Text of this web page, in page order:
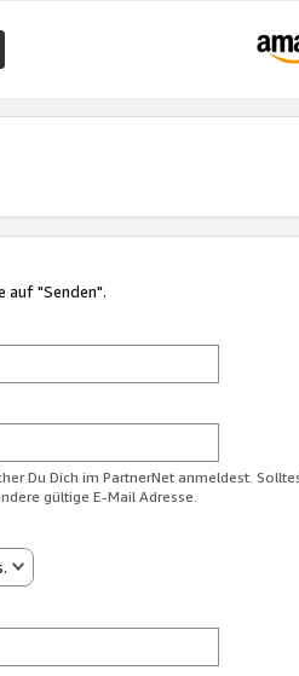
auf "Senden".
Du Dich im PartnerNet anmeldest.
gültige E-Mail Adresse.